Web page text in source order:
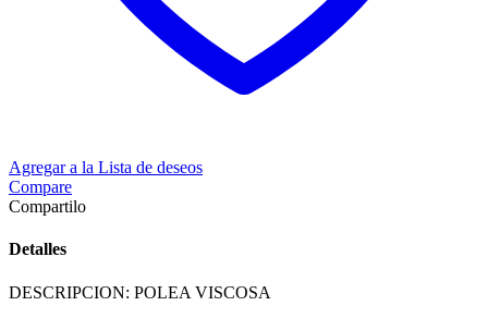
Agregar a la Lista de deseos
Compare
Compartilo
Detalles
DESCRIPCION: POLEA VISCOSA